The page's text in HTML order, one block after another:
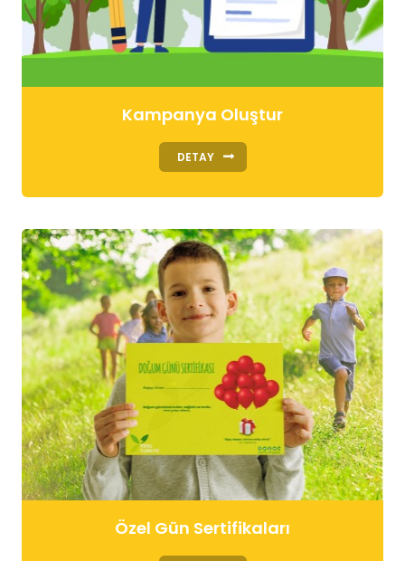
Kampanya Oluştur
DETAY
Özel Gün Sertifikaları